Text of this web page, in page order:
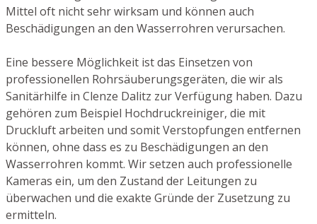
Mittel oft nicht sehr wirksam und können auch
Beschädigungen an den Wasserrohren verursachen.
Eine bessere Möglichkeit ist das Einsetzen von
professionellen Rohrsäuberungsgeräten, die wir als
Sanitärhilfe in Clenze Dalitz zur Verfügung haben. Dazu
gehören zum Beispiel Hochdruckreiniger, die mit
Druckluft arbeiten und somit Verstopfungen entfernen
können, ohne dass es zu Beschädigungen an den
Wasserrohren kommt. Wir setzen auch professionelle
Kameras ein, um den Zustand der Leitungen zu
überwachen und die exakte Gründe der Zusetzung zu
ermitteln.